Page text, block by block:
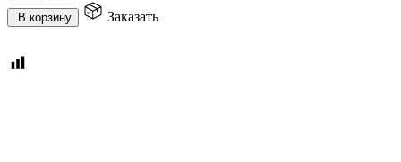
В корзину Заказать